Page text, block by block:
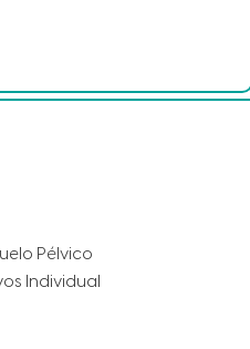
Pélvico
Individual